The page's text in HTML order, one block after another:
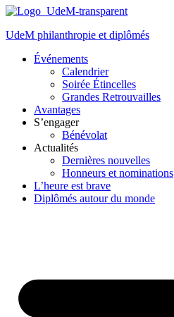
UdeM philanthropie et diplômés
Événements
Calendrier
Soirée Étincelles
Grandes Retrouvailles
Avantages
S’engager
Bénévolat
Actualités
Dernières nouvelles
Honneurs et nominations
L’heure est brave
Diplômés autour du monde